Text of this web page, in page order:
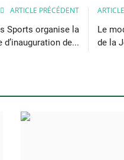
ARTICLE PRÉCÉDENT
Sports organise la
d’inauguration de...
Le
de la